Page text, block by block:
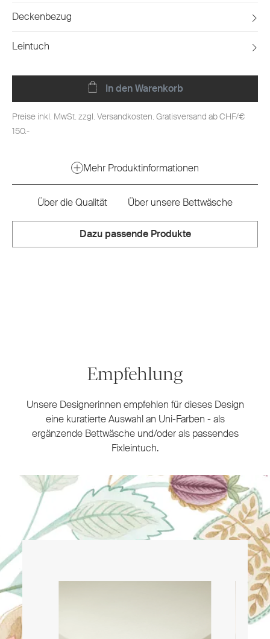
Deckenbezug
Leintuch
In den Warenkorb
Preise inkl. MwSt. zzgl. Versandkosten. Gratisversand ab CHF/€
150.-
Mehr Produktinformationen
Über die Qualität Über unsere Bettwäsche
Dazu passende Produkte
Empfehlung
Unsere Designerinnen empfehlen für dieses Design
eine kuratierte Auswahl an Uni-Farben - als
ergänzende Bettwäsche und/oder als passendes
Fixleintuch.